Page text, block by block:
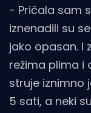
- Pričala sam
iznenadili su
jako opasan. I
režima plima i
struje iznimno
5 sati, a neki